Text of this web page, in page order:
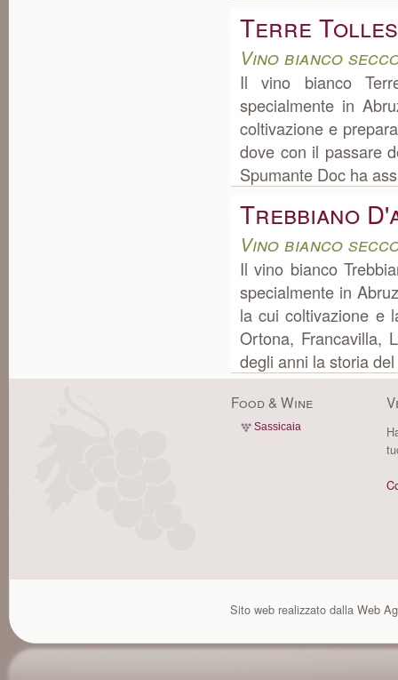
Terre
Vino bianco
Il vino bianco
specialmente in
coltivazione e
dove con il passare
Spumante Doc ha
Trebbiano
Vino bianco
Il vino bianco
specialmente in
la cui coltivazione e
Ortona, Francavilla,
degli anni la storia
Food & Wine
Sassicaia
Sito web realizzato dalla Web